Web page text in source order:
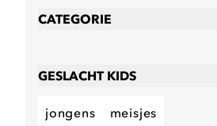
CATEGORIE
GESLACHT KIDS
jongens meisjes